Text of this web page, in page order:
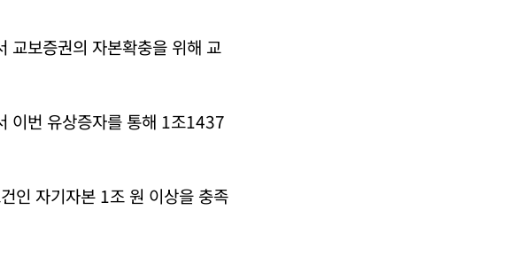
교보증권의 자본확충을 위해 교
이번 유상증자를 통해 1조1437
인 자기자본 1조 원 이상을 충족